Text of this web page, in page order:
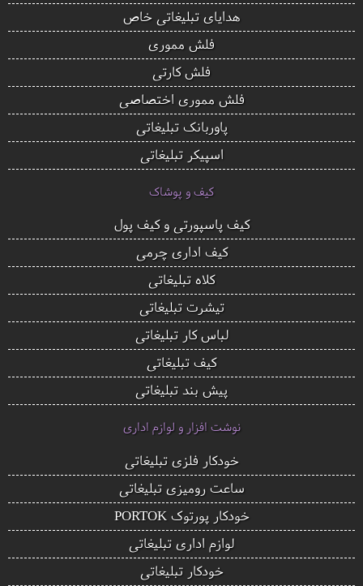
هدایای تبلیغاتی خاص
فلش مموری
فلش کارتی
فلش مموری اختصاصی
پاوربانک تبلیغاتی
اسپیکر تبلیغاتی
کیف و پوشاک
کیف پاسپورتی و کیف پول
کیف اداری چرمی
کلاه تبلیغاتی
تیشرت تبلیغاتی
لباس کار تبلیغاتی
کیف تبلیغاتی
پیش بند تبلیغاتی
نوشت افزار و لوازم اداری
خودکار فلزی تبلیغاتی
ساعت رومیزی تبلیغاتی
خودکار پورتوک PORTOK
لوازم اداری تبلیغاتی
خودکار تبلیغاتی